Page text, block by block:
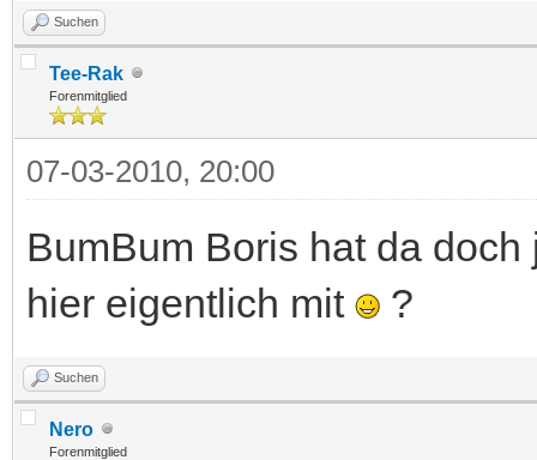
Suchen
Tee-Rak
Forenmitglied
07-03-2010, 20:00
BumBum Boris hat da
hier eigentlich mit
?
Suchen
Nero
Forenmitglied